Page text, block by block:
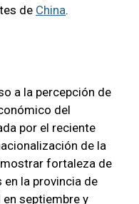
de China.
a la percepción de
del
por el reciente
de la
fortaleza de
la provincia de
en septiembre y